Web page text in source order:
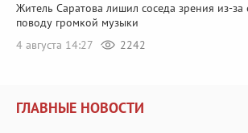
Житель Саратова лишил соседа зрения из-за
поводу громкой музыки
4 августа 14:27
2242
ГЛАВНЫЕ НОВОСТИ